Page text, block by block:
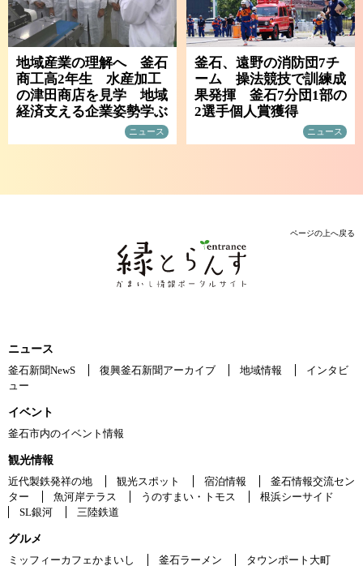
地域産業の理解へ 釜石
商工高2年生 水産加工
の津田商店を見学 地域
経済支える企業姿勢学ぶ
ニュース
釜石、遠野の消防団7チ
ーム 操法競技で訓練成
果発揮 釜石7分団1部の
2選手個人賞獲得
ニュース
ページの上へ戻る
ニュース
釜石新聞NewS
復興釜石新聞アーカイブ 地域情報
インタビ
ュー
イベント
釜石市内のイベント情報
観光情報
近代製鉄発祥の地
観光スポット 宿泊情報
釜石情報交流セン
ター
魚河岸テラス うのすまい・トモス
根浜シーサイド
SL銀河
三陸鉄道
グルメ
ミッフィーカフェかまいし
釜石ラーメン タウンポート大町